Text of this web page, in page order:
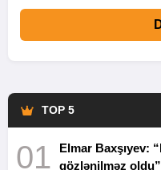
TOP 5
01
Elmar Baxşıyev:
gözlənilməz oldu”